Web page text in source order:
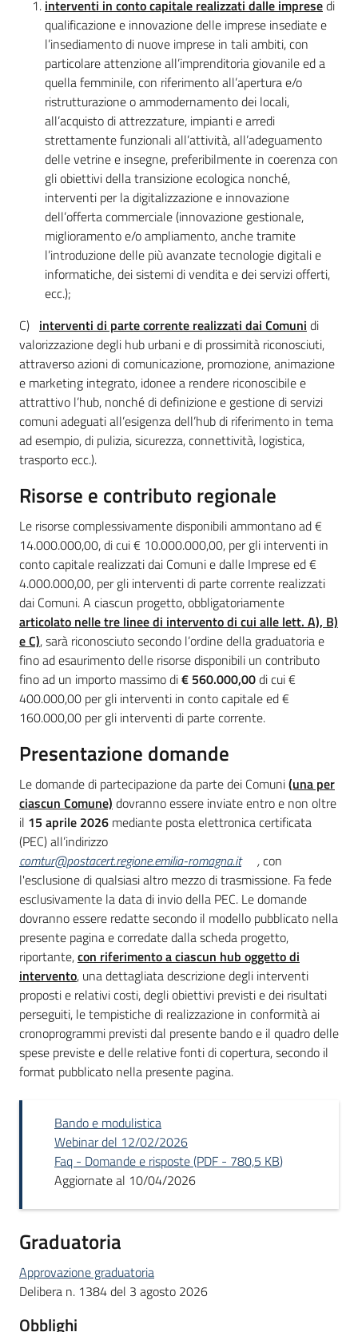
interventi in conto capitale realizzati dalle impresedi
qualificazione e innovazione delle imprese insediate e
l’insediamento di nuove imprese in tali ambiti, con
particolare attenzione all’imprenditoria giovanile ed a
quella femminile, con riferimento all’apertura e/o
ristrutturazione o ammodernamento dei locali,
all’acquisto di attrezzature, impianti e arredi
strettamente funzionali all’attività, all’adeguamento
delle vetrine e insegne, preferibilmente in coerenza con
gli obiettivi della transizione ecologica nonché,
interventi per la digitalizzazione e innovazione
dell’offerta commerciale (innovazione gestionale,
miglioramento e/o ampliamento, anche tramite
l’introduzione delle più avanzate tecnologie digitali e
informatiche, dei sistemi di vendita e dei servizi offerti,
ecc.);
C) interventi di parte corrente realizzati dai Comuni di
valorizzazione degli hub urbani e di prossimità riconosciuti,
attraverso azioni di comunicazione, promozione, animazione
e marketing integrato, idonee a rendere riconoscibile e
attrattivo l’hub, nonché di definizione e gestione di servizi
comuni adeguati all’esigenza dell’hub di riferimento in tema
ad esempio, di pulizia, sicurezza, connettività, logistica,
trasporto ecc.).
Risorse e contributo regionale
Le risorse complessivamente disponibili ammontano ad €
14.000.000,00, di cui € 10.000.000,00, per gli interventi in
conto capitale realizzati dai Comuni e dalle Imprese ed €
4.000.000,00, per gli interventi di parte corrente realizzati
dai Comuni. A ciascun progetto, obbligatoriamente
articolato nelle tre linee di intervento di cui alle lett. A), B)
e C), sarà riconosciuto secondo l’ordine della graduatoria e
fino ad esaurimento delle risorse disponibili un contributo
fino ad un importo massimo di€ 560.000,00di cui €
400.000,00 per gli interventi in conto capitale ed €
160.000,00 per gli interventi di parte corrente.
Presentazione domande
Le domande di partecipazione da parte dei Comuni(una per
ciascun Comune) dovranno essere inviate entro e non oltre
il 15 aprile 2026 mediante posta elettronica certificata
(PEC) all’indirizzo
comtur@postacert.regione.emilia-romagna.it
,con
l'esclusione di qualsiasi altro mezzo di trasmissione. Fa fede
esclusivamente la data di invio della PEC. Le domande
dovranno essere redatte secondo il modello pubblicato nella
presente pagina e corredate dalla scheda progetto,
riportante,con riferimento a ciascun hub oggetto di
intervento, una dettagliata descrizione degli interventi
proposti e relativi costi, degli obiettivi previsti e dei risultati
perseguiti, le tempistiche di realizzazione in conformità ai
cronoprogrammi previsti dal presente bando e il quadro delle
spese previste e delle relative fonti di copertura, secondo il
format pubblicato nella presente pagina.
Bando e modulistica
Webinar del 12/02/2026
Faq - Domande e risposte(PDF - 780,5 KB)
Aggiornate al 10/04/2026
Graduatoria
Approvazione graduatoria
Delibera n. 1384 del 3 agosto 2026
Obblighi